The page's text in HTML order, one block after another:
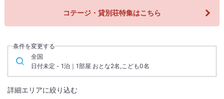
コテージ・貸別荘特集はこちら
条件を変更する
全国
日付未定 - 1泊｜1部屋 おとな2名,こども0名
詳細エリアに絞り込む